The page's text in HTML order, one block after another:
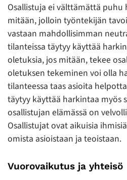
Osallistuja ei välttämättä puhu
mitään, jolloin työntekijän
vastaan mahdollisimman
tilanteissa täytyy käyttää
oletuksia, jos mitään, tekee
oletuksen tekeminen voi olla
tilanteessa taas asioita
täytyy käyttää harkintaa myös
osallistujan elämässä on
Osallistujat ovat aikuisia
omista asioistaan ja teoistaan.
Vuorovaikutus ja yhteisö